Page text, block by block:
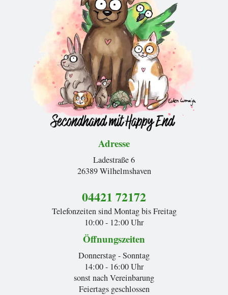
Adresse
Ladestraße 6
26389 Wilhelmshaven
04421 72172
Telefonzeiten sind Montag bis Freitag
10:00 - 12:00 Uhr
Öffnungszeiten
Donnerstag - Sonntag
14:00 - 16:00 Uhr
sonst nach Vereinbarung
Feiertags geschlossen